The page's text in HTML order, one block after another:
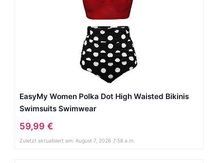
EasyMy Women Polka Dot High Waisted Bikinis
Swimsuits Swimwear
59,99 €
Zuletzt aktualisiert am: August 7, 2026 7:58 a.m.